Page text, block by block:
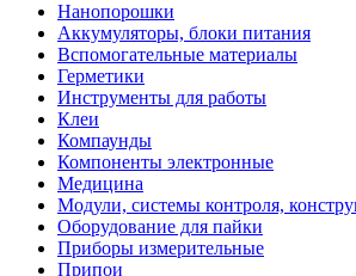
Нанопорошки
Аккумуляторы, блоки питания
Вспомогательные материалы
Герметики
Инструменты для работы
Клеи
Компаунды
Компоненты электронные
Медицина
Модули, системы контроля,
Оборудование для пайки
Приборы измерительные
Припои